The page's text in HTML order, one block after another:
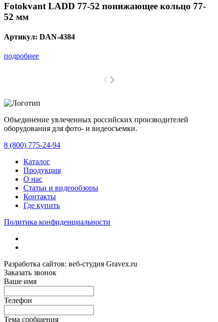
Fotokvant LADD 77-52 понижающее кольцо 77-
52 мм
Артикул: DAN-4384
подробнее
Объединение увлеченных российских производителей
оборудования для фото- и видеосъемки.
8 (800) 775-24-94
Каталог
Продукция
О нас
Статьи и видеообзоры
Контакты
Где купить
Политика конфиденциальности
Разработка сайтов: веб-студия Gravex.ru
Заказать звонок
Ваше имя
Телефон
Тема сообщения